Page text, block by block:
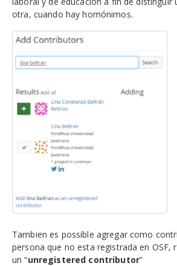
otra, cuando hay homónimos.
Tambien es possible agregar como
persona que no esta registrada en OSF,
un “unregistered contributor”